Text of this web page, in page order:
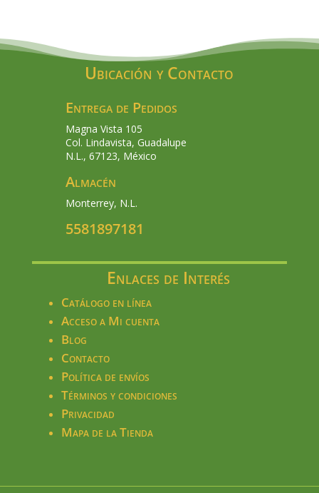
Ubicación y Contacto
Entrega de Pedidos
Magna Vista 105
Col. Lindavista, Guadalupe
N.L., 67123, México
Almacén
Monterrey, N.L.
5581897181
Enlaces de Interés
Catálogo en línea
Acceso a Mi cuenta
Blog
Contacto
Política de envíos
Términos y condiciones
Privacidad
Mapa de la Tienda